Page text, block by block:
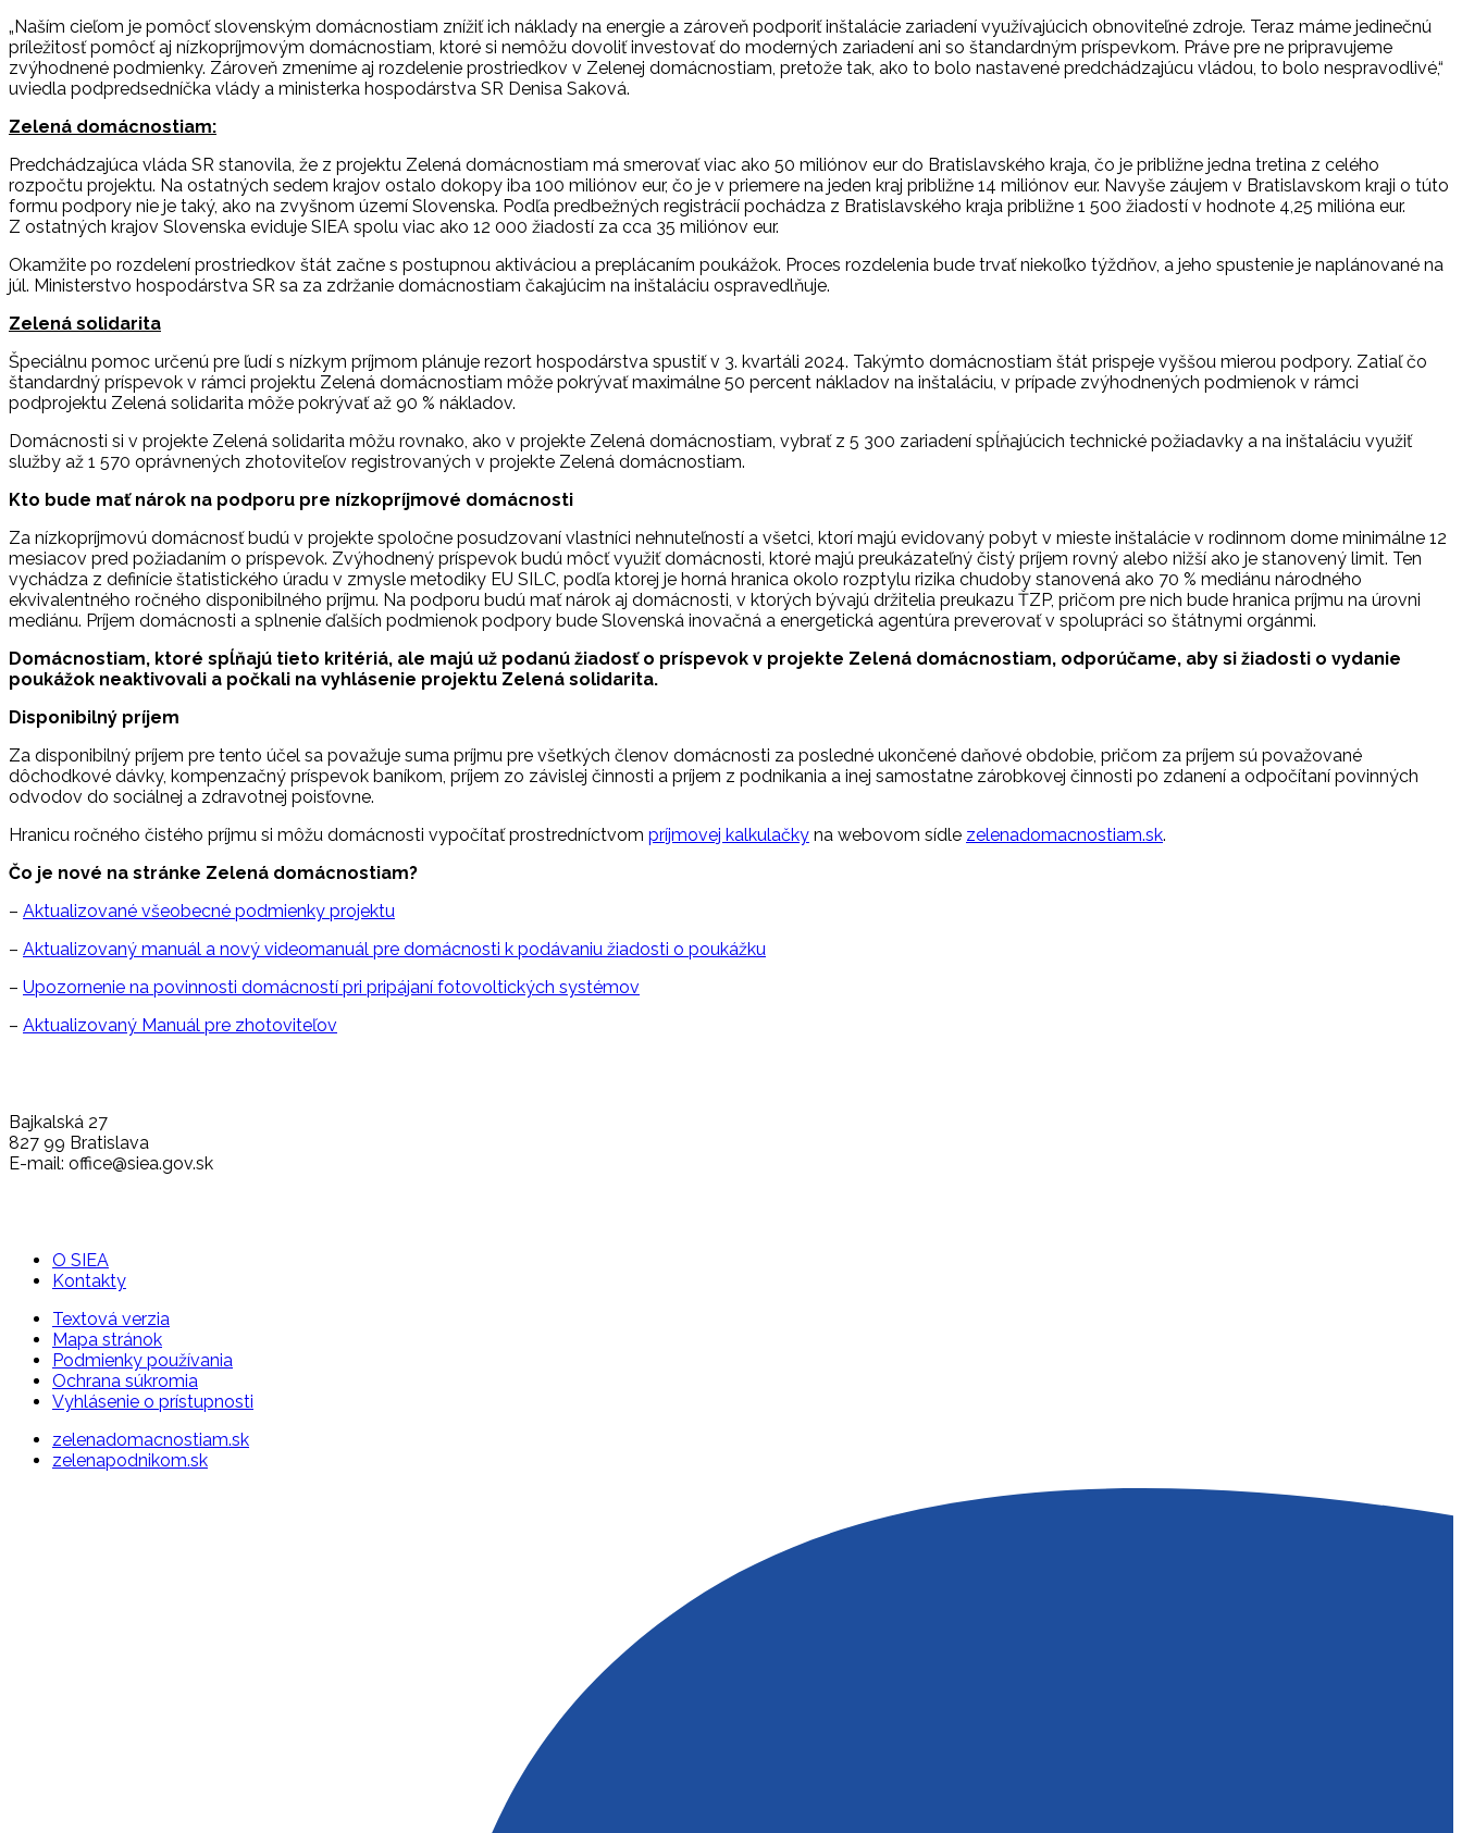
„Naším cieľom je pomôcť slovenským domácnostiam znížiť ich náklady na energie a zároveň podporiť inštalácie zariadení využívajúcich obnoviteľné zdroje. Teraz máme jedinečnú
príležitosť pomôcť aj nízkopríjmovým domácnostiam, ktoré si nemôžu dovoliť investovať do moderných zariadení ani so štandardným príspevkom. Práve pre ne pripravujeme
zvýhodnené podmienky. Zároveň zmeníme aj rozdelenie prostriedkov v Zelenej domácnostiam, pretože tak, ako to bolo nastavené predchádzajúcu vládou, to bolo nespravodlivé,“
uviedla podpredsedníčka vlády a ministerka hospodárstva SR Denisa Saková.
Zelená domácnostiam:
Predchádzajúca vláda SR stanovila, že z projektu Zelená domácnostiam má smerovať viac ako 50 miliónov eur do Bratislavského kraja, čo je približne jedna tretina z celého
rozpočtu projektu. Na ostatných sedem krajov ostalo dokopy iba 100 miliónov eur, čo je v priemere na jeden kraj približne 14 miliónov eur. Navyše záujem v Bratislavskom kraji o túto
formu podpory nie je taký, ako na zvyšnom území Slovenska. Podľa predbežných registrácií pochádza z Bratislavského kraja približne 1 500 žiadostí v hodnote 4,25 milióna eur.
Z ostatných krajov Slovenska eviduje SIEA spolu viac ako 12 000 žiadostí za cca 35 miliónov eur.
Okamžite po rozdelení prostriedkov štát začne s postupnou aktiváciou a preplácaním poukážok. Proces rozdelenia bude trvať niekoľko týždňov, a jeho spustenie je naplánované na
júl. Ministerstvo hospodárstva SR sa za zdržanie domácnostiam čakajúcim na inštaláciu ospravedlňuje.
Zelená solidarita
Špeciálnu pomoc určenú pre ľudí s nízkym príjmom plánuje rezort hospodárstva spustiť v 3. kvartáli 2024. Takýmto domácnostiam štát prispeje vyššou mierou podpory. Zatiaľ čo
štandardný príspevok v rámci projektu Zelená domácnostiam môže pokrývať maximálne 50 percent nákladov na inštaláciu, v prípade zvýhodnených podmienok v rámci
podprojektu Zelená solidarita môže pokrývať až 90 % nákladov.
Domácnosti si v projekte Zelená solidarita môžu rovnako, ako v projekte Zelená domácnostiam, vybrať z 5 300 zariadení spĺňajúcich technické požiadavky a na inštaláciu využiť
služby až 1 570 oprávnených zhotoviteľov registrovaných v projekte Zelená domácnostiam.
Kto bude mať nárok na podporu pre nízkopríjmové domácnosti
Za nízkopríjmovú domácnosť budú v projekte spoločne posudzovaní vlastníci nehnuteľností a všetci, ktorí majú evidovaný pobyt v mieste inštalácie v rodinnom dome minimálne 12
mesiacov pred požiadaním o príspevok. Zvýhodnený príspevok budú môcť využiť domácnosti, ktoré majú preukázateľný čistý príjem rovný alebo nižší ako je stanovený limit. Ten
vychádza z definície štatistického úradu v zmysle metodiky EU SILC, podľa ktorej je horná hranica okolo rozptylu rizika chudoby stanovená ako 70 % mediánu národného
ekvivalentného ročného disponibilného príjmu. Na podporu budú mať nárok aj domácnosti, v ktorých bývajú držitelia preukazu ŤZP, pričom pre nich bude hranica príjmu na úrovni
mediánu. Príjem domácnosti a splnenie ďalších podmienok podpory bude Slovenská inovačná a energetická agentúra preverovať v spolupráci so štátnymi orgánmi.
Domácnostiam, ktoré spĺňajú tieto kritériá, ale majú už podanú žiadosť o príspevok v projekte Zelená domácnostiam, odporúčame, aby si žiadosti o vydanie
poukážok neaktivovali a počkali na vyhlásenie projektu Zelená solidarita.
Disponibilný príjem
Za disponibilný príjem pre tento účel sa považuje suma príjmu pre všetkých členov domácnosti za posledné ukončené daňové obdobie, pričom za príjem sú považované
dôchodkové dávky, kompenzačný príspevok baníkom, príjem zo závislej činnosti a príjem z podnikania a inej samostatne zárobkovej činnosti po zdanení a odpočítaní povinných
odvodov do sociálnej a zdravotnej poisťovne.
Hranicu ročného čistého príjmu si môžu domácnosti vypočítať prostredníctvom príjmovej kalkulačky na webovom sídle zelenadomacnostiam.sk.
Čo je nové na stránke Zelená domácnostiam?
– Aktualizované všeobecné podmienky projektu
– Aktualizovaný manuál a nový videomanuál pre domácnosti k podávaniu žiadosti o poukážku
– Upozornenie na povinnosti domácností pri pripájaní fotovoltických systémov
– Aktualizovaný Manuál pre zhotoviteľov
Bajkalská 27
827 99 Bratislava
E-mail: office@siea.gov.sk
O SIEA
Kontakty
Textová verzia
Mapa stránok
Podmienky používania
Ochrana súkromia
Vyhlásenie o prístupnosti
zelenadomacnostiam.sk
zelenapodnikom.sk